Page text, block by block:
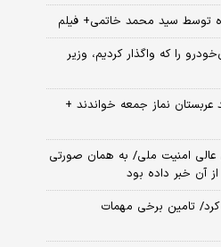
توسط سید محمد خاتمی+ فیلم
را که واگذار کردیم، وزیر
عربستان نماز جمعه خواندند +
عالی امنیت ملی/ به همان صورتی
آن خبر داده بود
کرد/ تامین برخی مهمات